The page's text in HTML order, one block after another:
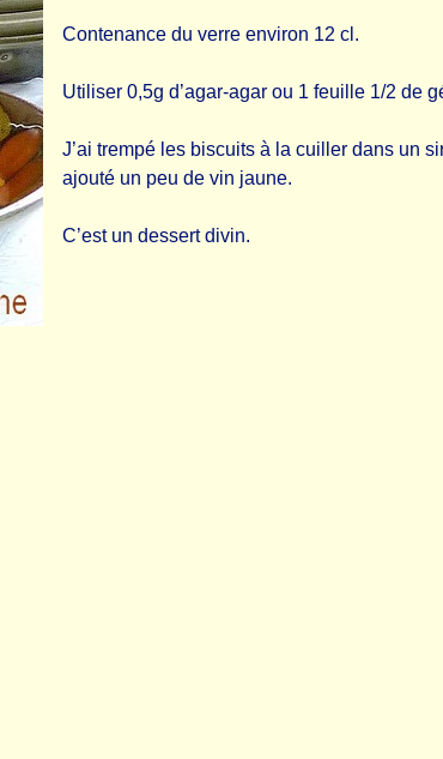
Contenance du verre environ 12 cl.
Utiliser 0,5g d’agar-agar ou 1 feuille 1/2 de
J’ai trempé les biscuits à la cuiller dans un
ajouté un peu de vin jaune.
C’est un dessert divin.